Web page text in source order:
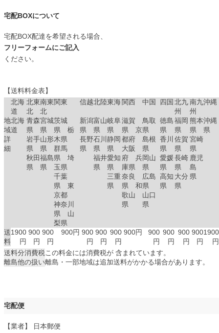
宅配BOXについて
宅配BOX配達を希望される場合、
フリーフォームにご記入
ください。
【送料料金表】
北海
道
北東
北
南東
北
関東 信越北陸東海関西 中国 四国 北九
州
南九
州
沖縄
地
域
詳
細
北海
道
青森
県
岩手
県
秋田
県
宮城
県
山形
県
福島
県
茨城
県 栃
木県
群馬
県 埼
玉県
千葉
県 東
京都
神奈川
県 山
梨県
新潟
県
長野
県
富山
県
石川
県
福井
県
岐阜
県
静岡
県
愛知
県
三重
県
滋賀
県 京
都府
大阪
府 兵
庫県
奈良
県 和
歌山
県
鳥取
県
島根
県
岡山
県
広島
県
山口
県
徳島
県
香川
県
愛媛
県
高知
県
福岡
県
佐賀
県
長崎
県
大分
県
熊本
県
宮崎
県
鹿児
島
県
沖縄
県
送
料
1900
円
900
円
900
円
900円 900
円
900
円
900
円
900円
900
円
900
円
900
円
900
円
1900
円
送料分消費税この料金には消費税が 含まれています。
離島他の扱い離島・一部地域は追加送料がかかる場合があります。
宅配便
【業者】 日本郵便